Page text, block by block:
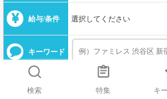
給与/条件 選択してください
キーワード
この条件を保存する
検索 特集 キ